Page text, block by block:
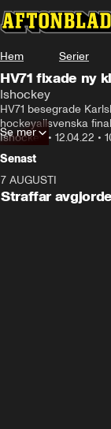
Hem Serier
HV71 fixade ny
Ishockey
HV71 besegrade
hockeyallsvenska
Ishockey• 12.04.22 •
Se mer
Senast
7 AUGUSTI
Straffar